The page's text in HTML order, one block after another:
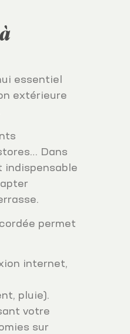
essentiel
extérieure
Dans
indispensable
permet
internet,
pluie).
votre
sur